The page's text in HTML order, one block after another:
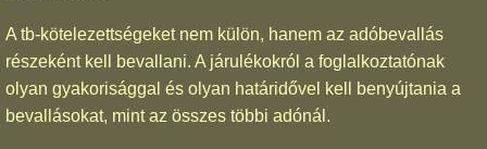
A tb-kötelezettségeket nem külön, hanem az adóbevallás
részeként kell bevallani. A járulékokról a foglalkoztatónak
olyan gyakorisággal és olyan határidővel kell benyújtania a
bevallásokat, mint az összes többi adónál.